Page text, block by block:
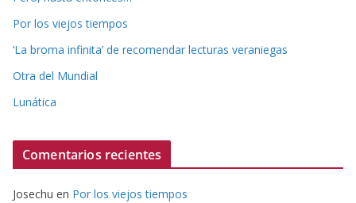
Por los viejos tiempos
‘La broma infinita’ de recomendar lecturas veraniegas
Otra del Mundial
Lunática
Comentarios recientes
Josechu en Por los viejos tiempos